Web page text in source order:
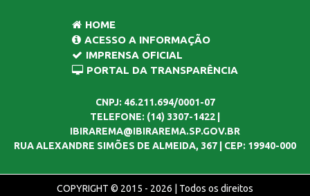
HOME
ACESSO A INFORMAÇÃO
IMPRENSA OFICIAL
PORTAL DA TRANSPARÊNCIA
CNPJ: 46.211.694/0001-07
TELEFONE: (14) 3307-1422 |
IBIRAREMA@IBIRAREMA.SP.GOV.BR
RUA ALEXANDRE SIMÕES DE ALMEIDA, 367 | CEP: 19940-000
COPYRIGHT © 2015 - 2026 | Todos os direitos